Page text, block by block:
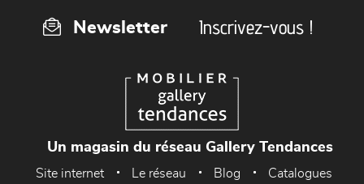
Newsletter Inscrivez-vous !
Un magasin du réseau Gallery Tendances
Site internet Le réseau Blog Catalogues